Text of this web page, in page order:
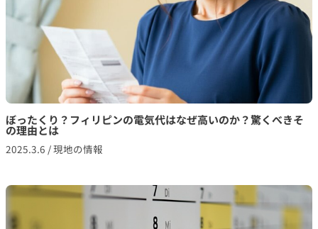
ぼったくり？フィリピンの電気代はなぜ高いのか？驚くべきそ
の理由とは
2025.3.6 /現地の情報